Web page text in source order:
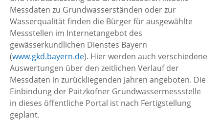
Messdaten zu Grundwasserständen oder zur
Wasserqualität finden die Bürger für ausgewählte
Messstellen im Internetangebot des
gewässerkundlichen Dienstes Bayern
(www.gkd.bayern.de). Hier werden auch verschiedene
Auswertungen über den zeitlichen Verlauf der
Messdaten in zurückliegenden Jahren angeboten. Die
Einbindung der Paitzkofner Grundwassermessstelle
in dieses öffentliche Portal ist nach Fertigstellung
geplant.